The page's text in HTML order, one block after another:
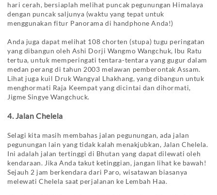
hari cerah, bersiaplah melihat puncak pegunungan Himalaya
dengan puncak saljunya (waktu yang tepat untuk
menggunakan fitur Panorama di handphone Anda!)
Anda juga dapat melihat 108 chorten (stupa) tugu peringatan
yang dibangun oleh Ashi Dorji Wangmo Wangchuk, Ibu Ratu
tertua, untuk memperingati tentara-tentara yang gugur dalam
medan perang di tahun 2003 melawan pemberontak Assam.
Lihat juga kuil Druk Wangyal Lhakhang, yang dibangun untuk
menghormati Raja Keempat yang dicintai dan dihormati,
Jigme Singye Wangchuck.
4. Jalan Chelela
Selagi kita masih membahas jalan pegunungan, ada jalan
pegunungan lain yang tidak kalah menakjubkan, Jalan Chelela.
Ini adalah jalan tertinggi di Bhutan yang dapat dilewati oleh
kendaraan. Jika Anda takut ketinggian, jangan lihat ke bawah!
Sejauh 2 jam berkendara dari Paro, wisatawan biasanya
melewati Chelela saat perjalanan ke Lembah Haa.